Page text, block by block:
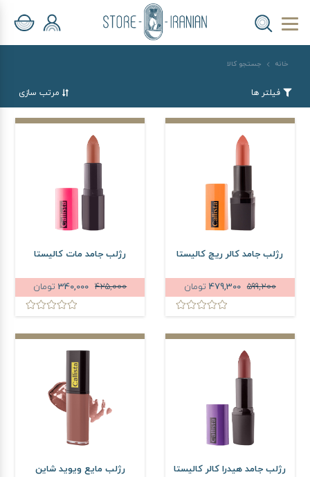
خانه جستجو کالا
فیلتر ها مرتب سازی
رژلب جامد کالر ریچ کالیستا
599,200
479,300 تومان
رژلب جامد مات کالیستا
425,000 تومان
رژلب جامد هیدرا کالر کالیستا
رژلب مایع ویوید شاین